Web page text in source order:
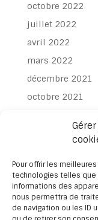
Pour offrir les
technologies telles que
informations des
nous permettra de
de navigation ou les ID
octobre 2022
juillet 2022
avril 2022
mars 2022
décembre 2021
octobre 2021
mars 2021
février 2021
janvier 2021